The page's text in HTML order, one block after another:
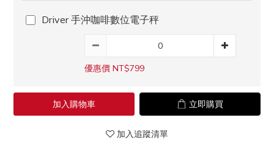
Driver 手沖咖啡數位電子秤
優惠價 NT$799
加入購物車 立即購買
加入追蹤清單